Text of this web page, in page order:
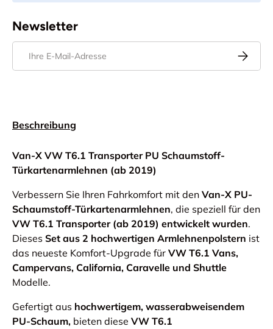
Newsletter
Beschreibung
Van-X VW T6.1 Transporter PU Schaumstoff-
Türkartenarmlehnen (ab 2019)
Verbessern Sie Ihren Fahrkomfort mit den Van-X PU-
Schaumstoff-Türkartenarmlehnen, die speziell für den
VW T6.1 Transporter (ab 2019) entwickelt wurden.
Dieses Set aus 2 hochwertigen Armlehnenpolstern ist
das neueste Komfort-Upgrade für VW T6.1 Vans,
Campervans, California, Caravelle und Shuttle
Modelle.
Gefertigt aus hochwertigem, wasserabweisendem
PU-Schaum, bieten diese VW T6.1